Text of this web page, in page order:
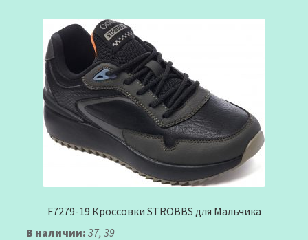
F7279-19 Кроссовки STROBBS для Мальчика
В наличии: 37, 39